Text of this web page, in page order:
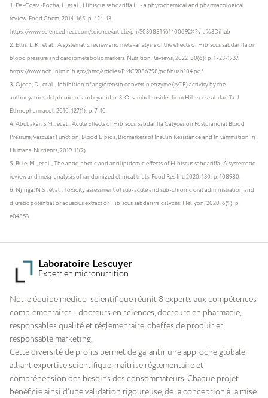
Da-Costa-Rocha, I., et al., Hibiscus sabdariffa L. - a phytochemical and pharmacological
review. Food Chem, 2014. 165: p. 424-43.
https://www.sciencedirect.com/science/article/pii/S030881461400692X?via%3Dihub
Ellis, L.R., et al., A systematic review and meta-analysis of the effects of Hibiscus sabdariffa on
blood pressure and cardiometabolic markers. Nutrition Reviews, 2022. 80(6): p. 1723-1737.
https://www.ncbi.nlm.nih.gov/pmc/articles/PMC9086798/pdf/nuab104.pdf
Ojeda, D., et al., Inhibition of angiotensin convertin enzyme (ACE) activity by the
anthocyanins delphinidin- and cyanidin-3-O-sambubiosides from Hibiscus sabdariffa. J
Ethnopharmacol, 2010. 127(1): p. 7-10.
Abubakar, S.M., et al., Acute Effects of Hibiscus Sabdariffa Calyces on Postprandial Blood
Pressure, Vascular Function, Blood Lipids, Biomarkers of Insulin Resistance and Inflammation in
Humans. Nutrients, 2019. 11(2).
Bule, M., et al., The antidiabetic and antilipidemic effects of Hibiscus sabdariffa: A systematic
review and meta-analysis of randomized clinical trials. Food Res Int, 2020. 130: p. 108980.
Njinga, N.S., et al., Toxicity assessment of sub-acute and sub-chronic oral administration and
diuretic potential of aqueous extract of Hibiscus sabdariffa calyces. Heliyon, 2020. 6(9): p.
e04853.
Laboratoire Lescuyer
Expert en micronutrition
Notre équipe médico-scientifique réunit 8 experts aux compétences
complémentaires : docteurs en sciences, docteure en pharmacie,
responsables qualité et réglementaire, cheffes de produit et
responsable marketing.
Cette diversité de profils permet de garantir une approche globale,
alliant expertise scientifique, maîtrise réglementaire et
compréhension des besoins des consommateurs. Chaque projet
bénéficie ainsi d’une validation rigoureuse, de la conception à la mise